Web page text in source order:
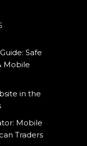
Safe
Mobile
in the
Mobile
Traders